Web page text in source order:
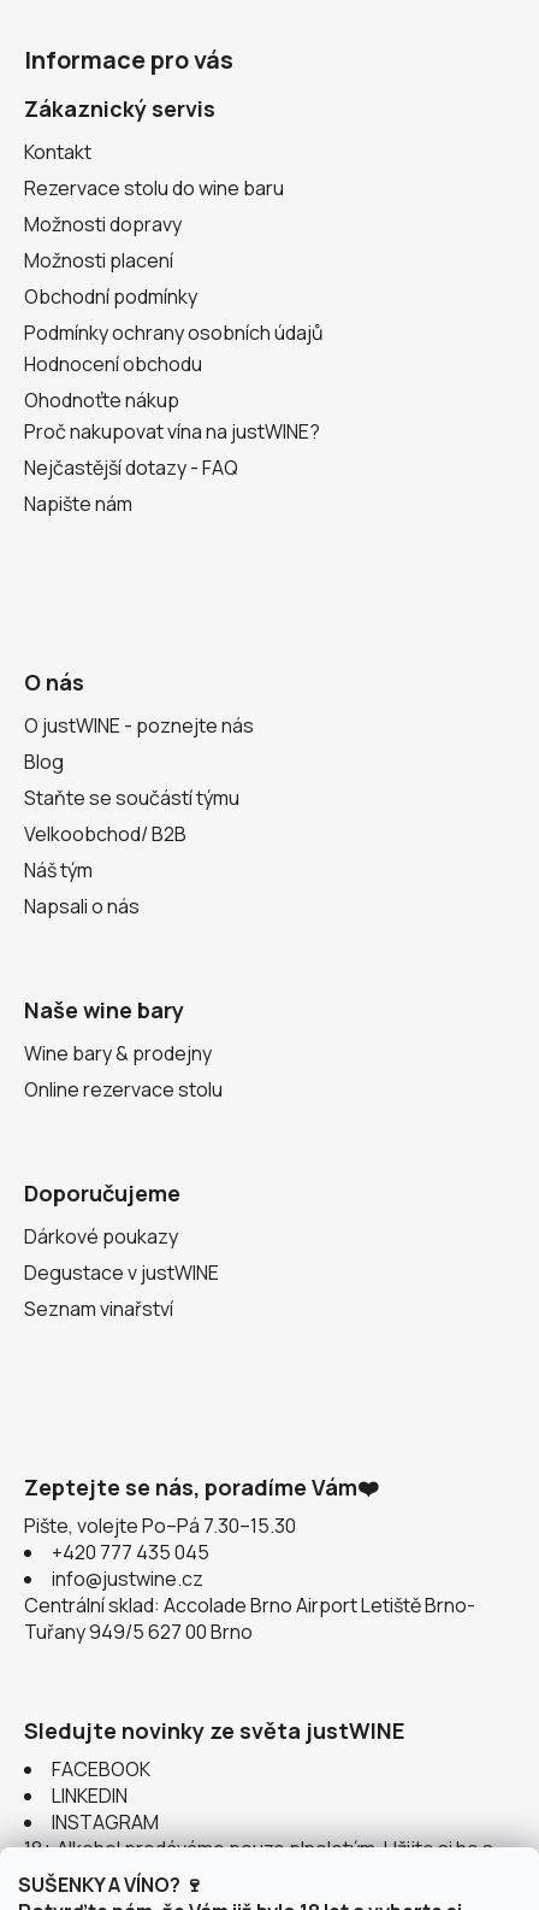
SUŠENKY A VÍNO? 🍷
Informace pro vás
Zákaznický servis
Kontakt
Rezervace stolu do wine baru
Možnosti dopravy
Možnosti placení
Obchodní podmínky
Podmínky ochrany osobních údajů
Hodnocení obchodu
Ohodnoťte nákup
Proč nakupovat vína na justWINE?
Nejčastější dotazy - FAQ
Napište nám
O nás
O justWINE - poznejte nás
Blog
Staňte se součástí týmu
Velkoobchod/ B2B
Náš tým
Napsali o nás
Naše wine bary
Wine bary & prodejny
Online rezervace stolu
Doporučujeme
Dárkové poukazy
Degustace v justWINE
Seznam vinařství
Zeptejte se nás, poradíme Vám❤️
Pište, volejte Po–Pá 7.30–15.30
+420 777 435 045
info@justwine.cz
Centrální sklad: Accolade Brno Airport Letiště Brno-
Tuřany 949/5 627 00 Brno
Sledujte novinky ze světa justWINE
FACEBOOK
LINKEDIN
INSTAGRAM
18+ Alkohol prodáváme pouze plnoletým. Užijte si ho s
rozumem.